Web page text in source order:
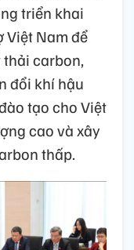
triển khai
Việt Nam để
carbon,
đổi khí hậu
tạo cho Việt
cao và xây
thấp.